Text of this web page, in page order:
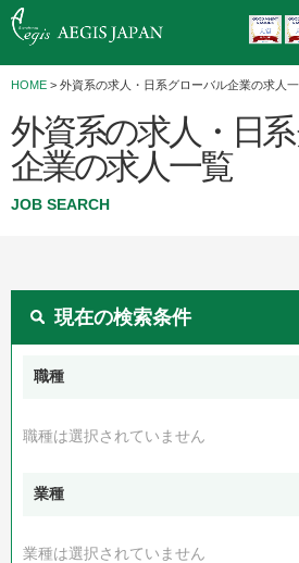
HOME > 外資系の求人・日系グローバル企業の求人
外資系の求人・日
企業の求人一覧
JOB SEARCH
現在の検索条件
職種
職種は選択されていません
業種
業種は選択されていません